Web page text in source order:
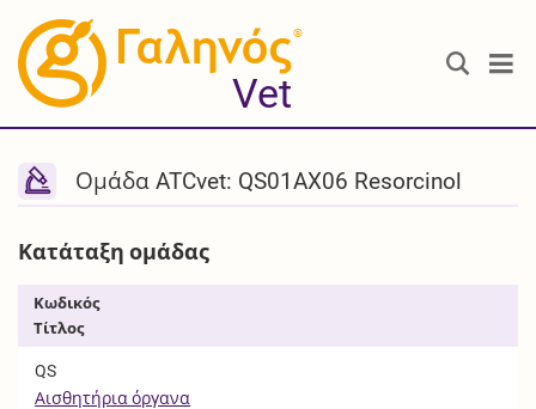
®
Vet
Ομάδα ATCvet: QS01AX06 Resorcinol
Κατάταξη ομάδας
Κωδικός
Τίτλος
QS
Αισθητήρια όργανα